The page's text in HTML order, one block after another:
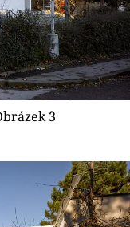
3